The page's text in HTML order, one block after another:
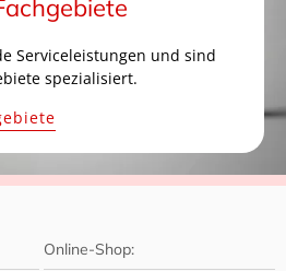
Serviceleistungen und sind
spezialisiert.
Online-Shop: